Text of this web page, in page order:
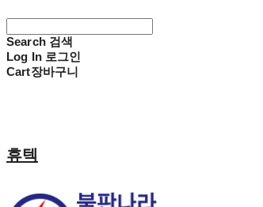
Search 검색
Log In 로그인
Cart장바구니
휴텍